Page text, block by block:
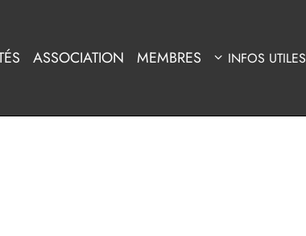
ASSOCIATION MEMBRES INFOS UTILES